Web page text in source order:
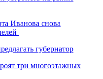
Иванова снова
губернатор
три многоэтажных